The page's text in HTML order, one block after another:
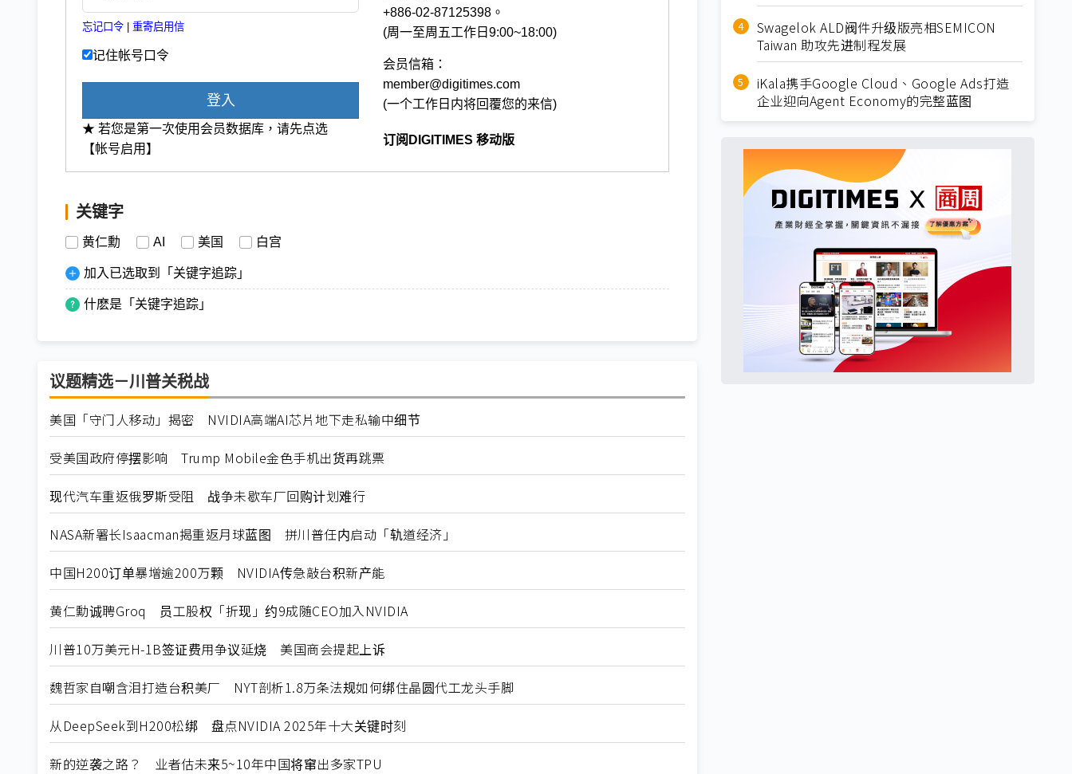
忘记口令 | 重寄启用信
记住帐号口令
登入
★ 若您是第一次使用会员数据库，请先点选
【帐号启用】
+886-02-87125398。
(周一至周五工作日9:00~18:00)
会员信箱：
member@digitimes.com
(一个工作日内将回覆您的来信)
订阅DIGITIMES 移动版
关键字
黄仁勳 AI 美国 白宫
加入已选取到「关键字追踪」
什麽是「关键字追踪」
议题精选－川普关税战
美国「守门人移动」揭密 NVIDIA高端AI芯片地下走私输中细节
受美国政府停摆影响 Trump Mobile金色手机出货再跳票
现代汽车重返俄罗斯受阻 战争未歇车厂回购计划难行
NASA新署长Isaacman揭重返月球蓝图 拼川普任内启动「轨道经济」
中国H200订单暴增逾200万颗 NVIDIA传急敲台积新产能
黄仁勳诚聘Groq 员工股权「折现」约9成随CEO加入NVIDIA
川普10万美元H-1B签证费用争议延烧 美国商会提起上诉
魏哲家自嘲含泪打造台积美厂 NYT剖析1.8万条法规如何绑住晶圆代工龙头手脚
从DeepSeek到H200松绑 盘点NVIDIA 2025年十大关键时刻
新的逆袭之路？ 业者估未来5~10年中国将窜出多家TPU
Swagelok ALD阀件升级版亮相SEMICON
Taiwan 助攻先进制程发展
iKala携手Google Cloud、Google Ads打造
企业迎向Agent Economy的完整蓝图